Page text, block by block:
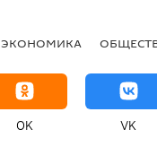
ЭКОНОМИКА
OK VK